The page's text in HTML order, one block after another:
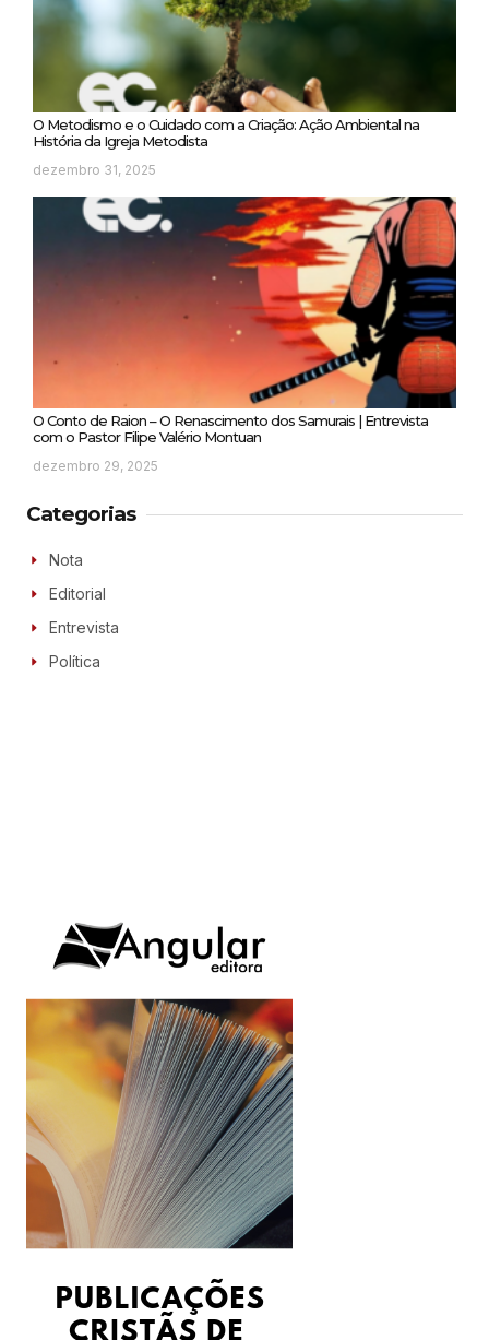
O Metodismo e o Cuidado com a Criação: Ação Ambiental na
História da Igreja Metodista
dezembro 31, 2025
O Conto de Raion – O Renascimento dos Samurais | Entrevista
com o Pastor Filipe Valério Montuan
dezembro 29, 2025
Categorias
Nota
Editorial
Entrevista
Política